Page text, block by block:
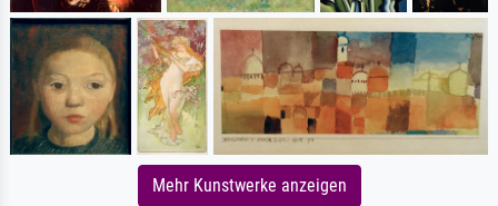
Mehr Kunstwerke anzeigen